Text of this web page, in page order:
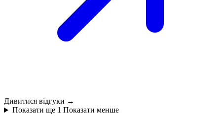
Дивитися відгуки →
Показати ще 1 Показати менше